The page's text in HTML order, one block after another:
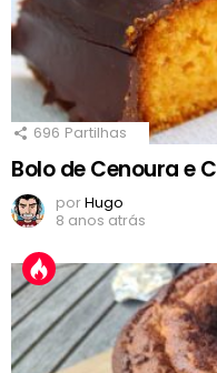
696 Partilhas
Bolo de Cenoura e
porHugo
8 anos atrás